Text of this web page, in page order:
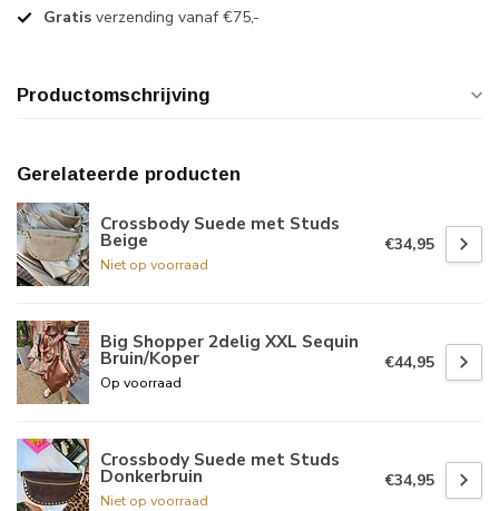
Gratis verzending vanaf €75,-
Productomschrijving
Gerelateerde producten
Crossbody Suede met Studs
Beige
Niet op voorraad
€34,95
Big Shopper 2delig XXL Sequin
Bruin/Koper
Op voorraad
€44,95
Crossbody Suede met Studs
Donkerbruin
Niet op voorraad
€34,95